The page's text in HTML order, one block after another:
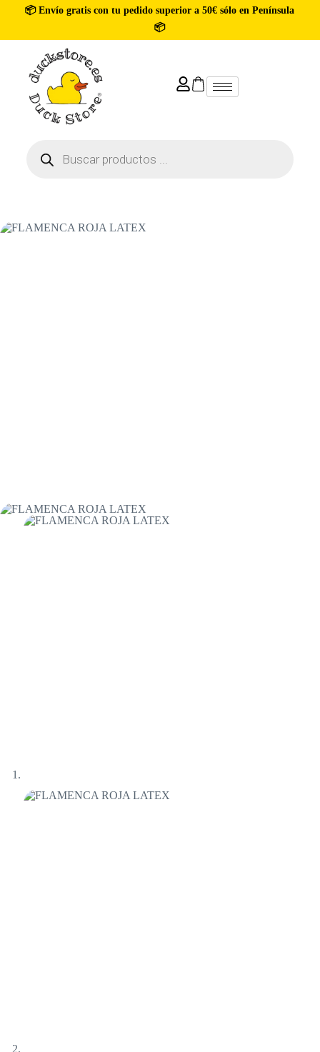
📦 Envío gratis con tu pedido superior a 50€ sólo en Península
📦